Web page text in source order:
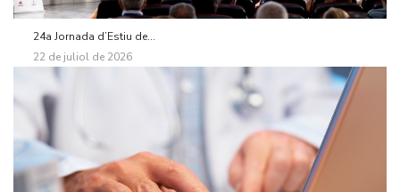
24a Jornada d’Estiu de...
22 de juliol de 2026